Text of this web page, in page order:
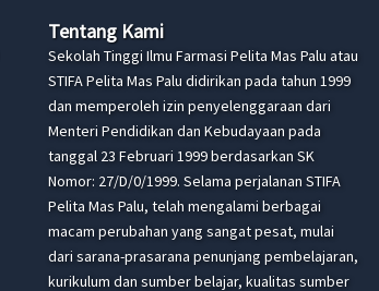
Tentang Kami
Sekolah Tinggi Ilmu Farmasi Pelita Mas Palu atau
STIFA Pelita Mas Palu didirikan pada tahun 1999
dan memperoleh izin penyelenggaraan dari
Menteri Pendidikan dan Kebudayaan pada
tanggal 23 Februari 1999 berdasarkan SK
Nomor: 27/D/0/1999. Selama perjalanan STIFA
Pelita Mas Palu, telah mengalami berbagai
macam perubahan yang sangat pesat, mulai
dari sarana-prasarana penunjang pembelajaran,
kurikulum dan sumber belajar, kualitas sumber